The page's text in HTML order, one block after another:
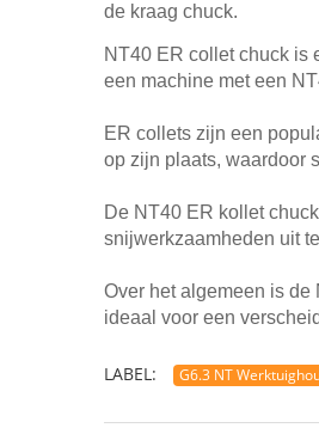
de kraag chuck.
NT40 ER collet chuck is
een machine met een
ER collets zijn een
op zijn plaats, waardoor
De NT40 ER kollet
snijwerkzaamheden uit
Over het algemeen is
ideaal voor een
LABEL: G6.3 NT